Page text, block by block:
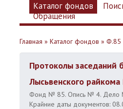
Каталог фондов
Обращения
Главная » Каталог фондов » Ф.85
Протоколы заседаний
Лысьвенского
Фонд № 85. Опись № 4. Дело
Крайние даты документов: